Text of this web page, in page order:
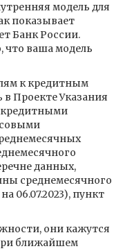
модель для
показывает
Банк России.
что ваша модель
к кредитным
Проекте Указания
кредитными
данных,
среднемесячного
06.07.2023), пункт
они кажутся
ближайшем